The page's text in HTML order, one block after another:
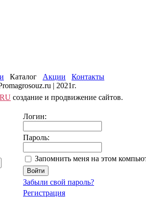
Каталог Акции
Контакты
| 2021г.
создание и продвижение сайтов.
Логин:
Пароль:
Запомнить меня на этом
Забыли свой пароль?
Регистрация